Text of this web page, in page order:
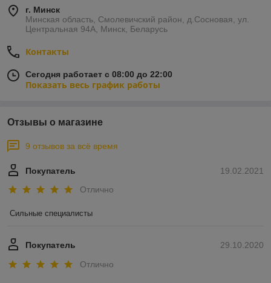
г. Минск
Минская область, Смолевичский район, д.Сосновая, ул.
Центральная 94А, Минск, Беларусь
Контакты
Сегодня работает с 08:00 до 22:00
Показать весь график работы
Отзывы о магазине
9 отзывов за всё время
19.02.2021
Покупатель
Отлично
Сильные специалисты
29.10.2020
Покупатель
Отлично